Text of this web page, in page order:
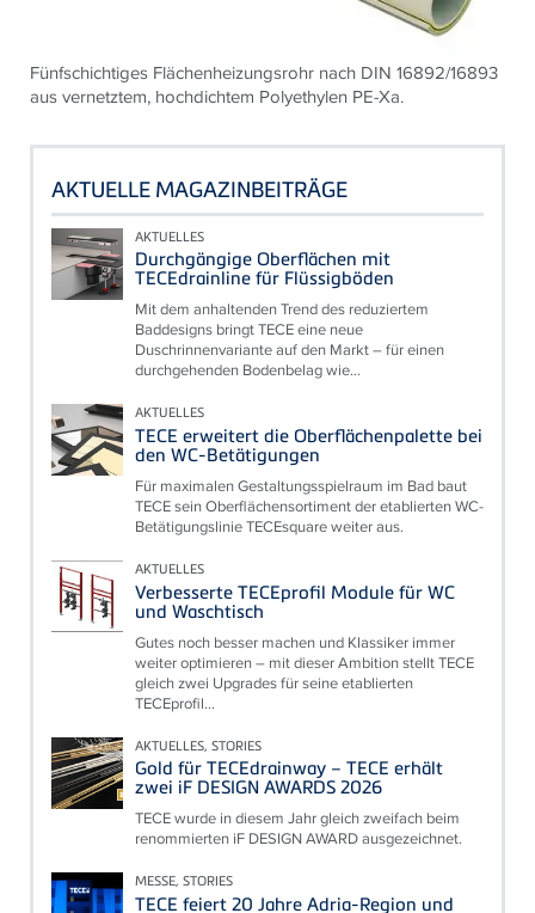
Fünfschichtiges Flächenheizungsrohr nach DIN 16892/16893
aus vernetztem, hochdichtem Polyethylen PE-Xa.
AKTUELLE MAGAZINBEITRÄGE
AKTUELLES
Durchgängige Oberflächen mit
TECEdrainline für Flüssigböden
Mit dem anhaltenden Trend des reduziertem
Baddesigns bringt TECE eine neue
Duschrinnenvariante auf den Markt – für einen
durchgehenden Bodenbelag wie...
AKTUELLES
TECE erweitert die Oberflächenpalette bei
den WC-Betätigungen
Für maximalen Gestaltungsspielraum im Bad baut
TECE sein Oberflächensortiment der etablierten WC-
Betätigungslinie TECEsquare weiter aus.
AKTUELLES
Verbesserte TECEprofil Module für WC
und Waschtisch
Gutes noch besser machen und Klassiker immer
weiter optimieren – mit dieser Ambition stellt TECE
gleich zwei Upgrades für seine etablierten
TECEprofil...
AKTUELLES, STORIES
Gold für TECEdrainway – TECE erhält
zwei iF DESIGN AWARDS 2026
TECE wurde in diesem Jahr gleich zweifach beim
renommierten iF DESIGN AWARD ausgezeichnet.
MESSE, STORIES
TECE feiert 20 Jahre Adria-Region und